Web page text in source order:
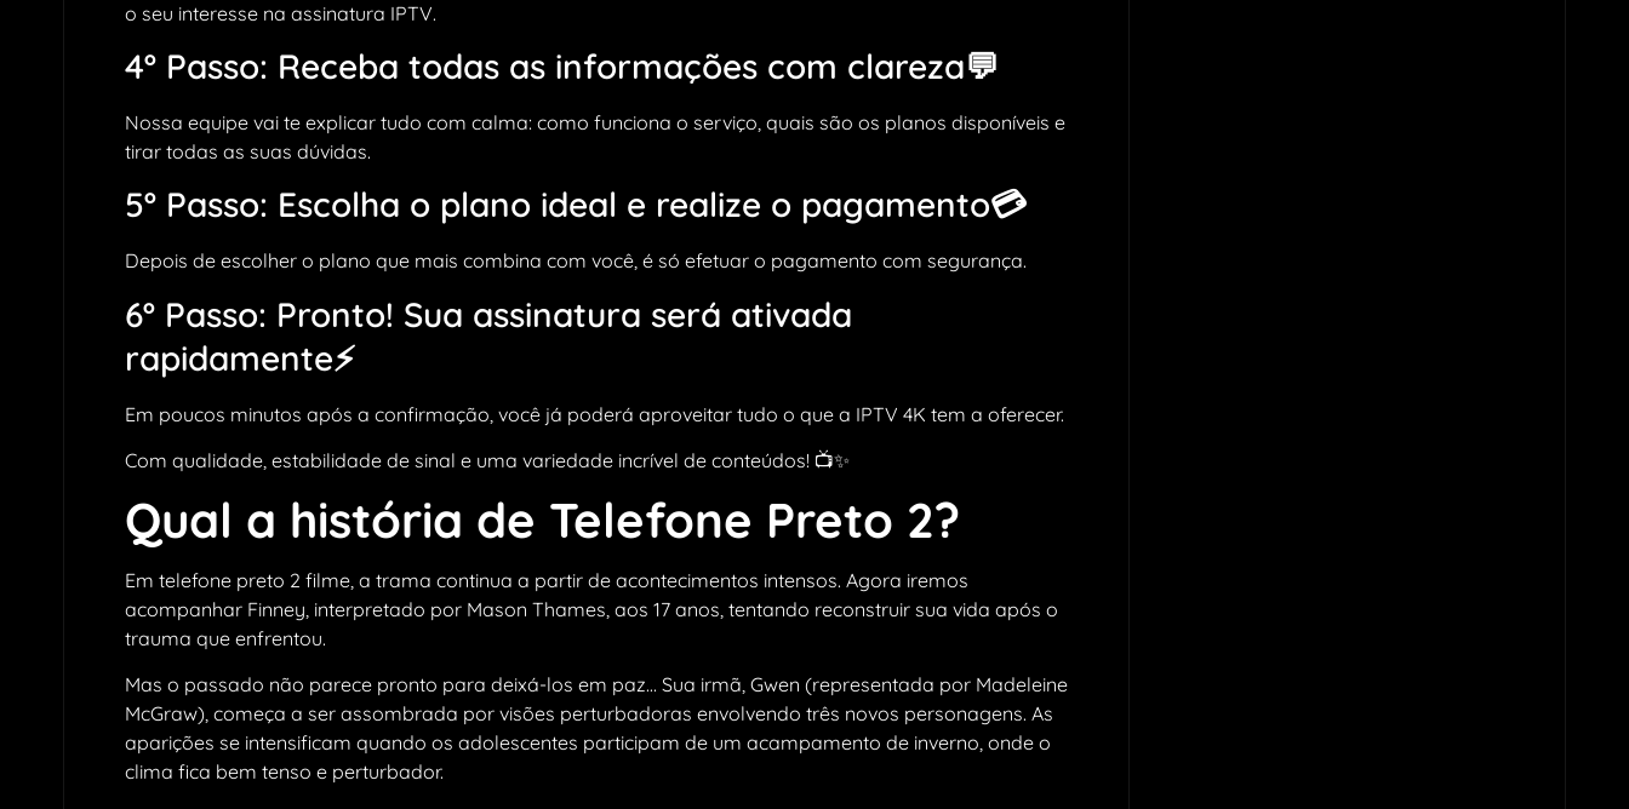
o seu interesse na assinatura IPTV.
4º Passo: Receba todas as informações com clareza💬
Nossa equipe vai te explicar tudo com calma: como funciona o serviço, quais são os planos disponíveis e
tirar todas as suas dúvidas.
5º Passo: Escolha o plano ideal e realize o pagamento💳
Depois de escolher o plano que mais combina com você, é só efetuar o pagamento com segurança.
6º Passo: Pronto! Sua assinatura será ativada
rapidamente⚡
Em poucos minutos após a confirmação, você já poderá aproveitar tudo o que a IPTV 4K tem a oferecer.
Com qualidade, estabilidade de sinal e uma variedade incrível de conteúdos! 📺✨
Qual a história de Telefone Preto 2?
Em telefone preto 2 filme, a trama continua a partir de acontecimentos intensos. Agora iremos
acompanhar Finney, interpretado por Mason Thames, aos 17 anos, tentando reconstruir sua vida após o
trauma que enfrentou.
Mas o passado não parece pronto para deixá-los em paz… Sua irmã, Gwen (representada por Madeleine
McGraw), começa a ser assombrada por visões perturbadoras envolvendo três novos personagens. As
aparições se intensificam quando os adolescentes participam de um acampamento de inverno, onde o
clima fica bem tenso e perturbador.